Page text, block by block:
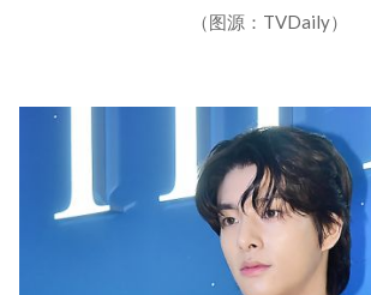
（图源：TVDaily）